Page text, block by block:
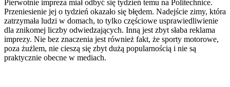
Pierwotnie impreza miał odbyć się tydzień temu na Politechnice.
Przeniesienie jej o tydzień okazało się błędem. Nadejście zimy, która
zatrzymała ludzi w domach, to tylko częściowe usprawiedliwienie
dla znikomej liczby odwiedzających. Inną jest zbyt słaba reklama
imprezy. Nie bez znaczenia jest również fakt, że sporty motorowe,
poza żużlem, nie cieszą się zbyt dużą popularnością i nie są
praktycznie obecne w mediach.